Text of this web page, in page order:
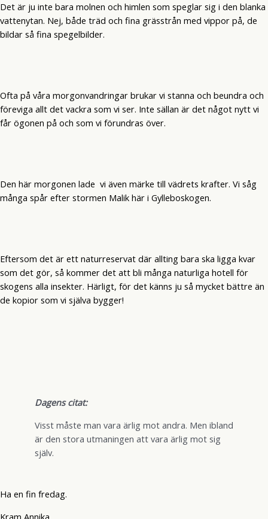
Det är ju inte bara molnen och himlen som speglar sig i den blanka
vattenytan. Nej, både träd och fina grässtrån med vippor på, de
bildar så fina spegelbilder.
Ofta på våra morgonvandringar brukar vi stanna och beundra och
föreviga allt det vackra som vi ser. Inte sällan är det något nytt vi
får ögonen på och som vi förundras över.
Den här morgonen lade vi även märke till vädrets krafter. Vi såg
många spår efter stormen Malik här i Gylleboskogen.
Eftersom det är ett naturreservat där allting bara ska ligga kvar
som det gör, så kommer det att bli många naturliga hotell för
skogens alla insekter. Härligt, för det känns ju så mycket bättre än
de kopior som vi själva bygger!
Dagens citat:
Visst måste man vara ärlig mot andra. Men ibland
är den stora utmaningen att vara ärlig mot sig
själv.
Ha en fin fredag.
Kram Annika